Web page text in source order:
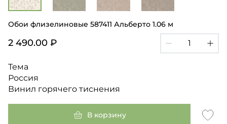
Обои флизелиновые 587411 Альберто 1.06 м
2 490.00 ₽
Тема
Россия
Винил горячего тиснения
В корзину